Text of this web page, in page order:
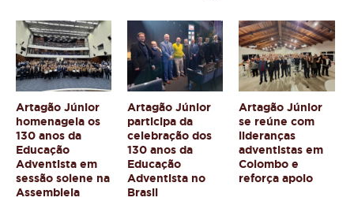
Artagão Júnior
homenageia os
130 anos da
Educação
Adventista em
sessão solene na
Assembleia
Artagão Júnior
participa da
celebração dos
130 anos da
Educação
Adventista no
Brasil
Artagão Júnior
se reúne com
lideranças
adventistas em
Colombo e
reforça apoio